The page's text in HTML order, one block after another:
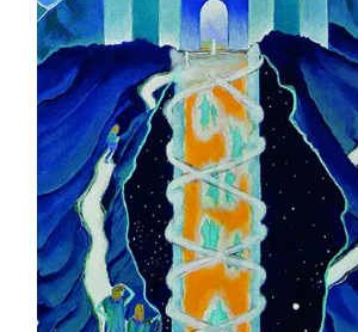
Parapsihologie
Ramtha
Audiobook
ReConnect
Religie
Crestinism
ScienceConnection
SelfConnect
SelfHealing